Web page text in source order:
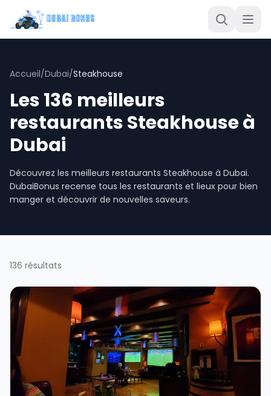
Accueil/Dubai/Steakhouse
Les 136 meilleurs
restaurants Steakhouse à
Dubai
Découvrez les meilleurs restaurants Steakhouse à Dubai.
DubaiBonus recense tous les restaurants et lieux pour bien
manger et découvrir de nouvelles saveurs.
136 résultats